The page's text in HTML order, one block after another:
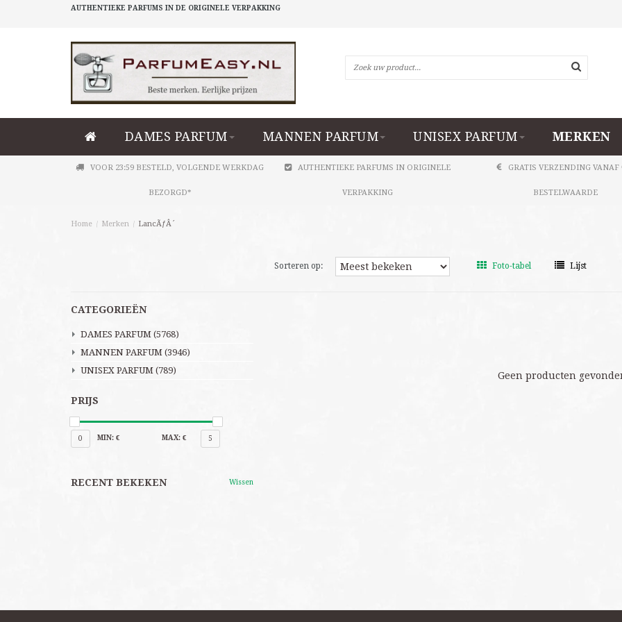
AUTHENTIEKE PARFUMS IN DE ORIGINELE VERPAKKING
DAMES PARFUM MANNEN PARFUM UNISEX PARFUM MERKEN
VOOR 23:59 BESTELD, VOLGENDE WERKDAG
BEZORGD*
AUTHENTIEKE PARFUMS IN ORIGINELE
VERPAKKING
GRATIS VERZENDING VANAF
BESTELWAARDE
Home / Merken / LancÃƒÂ´
Sorteren op: Foto-tabel Lijst
CATEGORIEËN
DAMES PARFUM (5768)
MANNEN PARFUM (3946)
UNISEX PARFUM (789)
PRIJS
0 MIN: € MAX: € 5
RECENT BEKEKEN Wissen
Geen producten